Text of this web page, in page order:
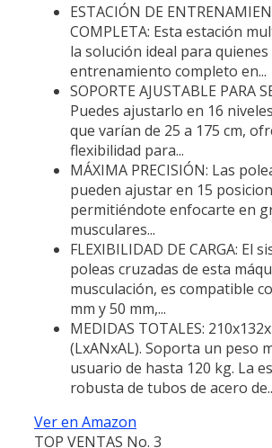
ESTACIÓN DE
COMPLETA: Esta estación
la solución ideal para
entrenamiento completo en...
SOPORTE AJUSTABLE PARA
Puedes ajustarlo en 16
que varían de 25 a 175 cm,
flexibilidad para...
MÁXIMA PRECISIÓN: Las
pueden ajustar en 15
permitiéndote enfocarte en
musculares...
FLEXIBILIDAD DE CARGA: El
poleas cruzadas de esta
musculación, es compatible
mm y 50 mm,...
MEDIDAS TOTALES:
(LxANxAL). Soporta un peso
usuario de hasta 120 kg. La
robusta de tubos de acero
Ver en Amazon
TOP VENTAS No. 3